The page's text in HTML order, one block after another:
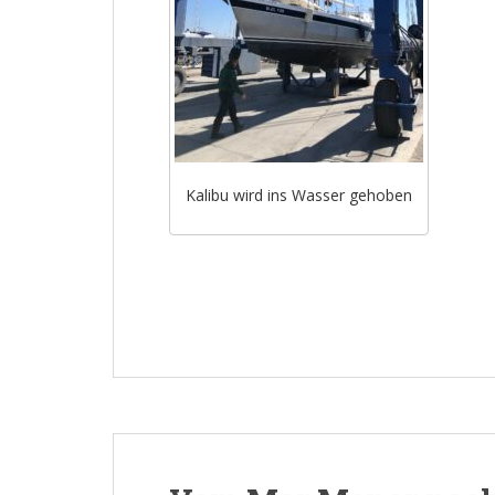
Kalibu wird ins Wasser gehoben